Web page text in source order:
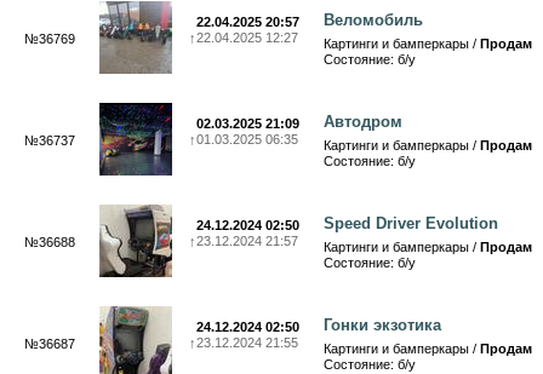
№36769
22.04.2025 20:57
↑22.04.2025 12:27
Веломобиль
Картинги и бамперкары / Продам
Состояние: б/у
№36737
02.03.2025 21:09
↑01.03.2025 06:35
Автодром
Картинги и бамперкары / Продам
Состояние: б/у
№36688
24.12.2024 02:50
↑23.12.2024 21:57
Speed Driver Evolution
Картинги и бамперкары / Продам
Состояние: б/у
№36687
24.12.2024 02:50
↑23.12.2024 21:55
Гонки экзотика
Картинги и бамперкары / Продам
Состояние: б/у